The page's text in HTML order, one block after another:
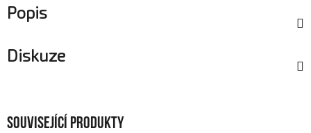
Popis
Diskuze
Související produkty